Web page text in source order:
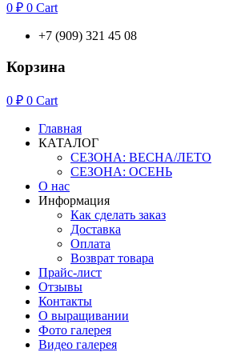
0 ₽ 0 Cart
+7 (909) 321 45 08
Корзина
0 ₽ 0 Cart
Главная
КАТАЛОГ
СЕЗОНА: ВЕСНА/ЛЕТО
СЕЗОНА: ОСЕНЬ
О нас
Информация
Как сделать заказ
Доставка
Оплата
Возврат товара
Прайс-лист
Отзывы
Контакты
О выращивании
Фото галерея
Видео галерея